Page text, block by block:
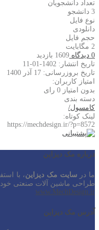
تعداد دانشجویان
3 دانشجو
نوع فایل
دانلودی
حجم فایل
2 مگابایت
0 دیدگاه
1609 بازدید
تاریخ انتشار: 1402-01-11
تاریخ بروزرسانی: 17 آذر 1400
امتیاز کاربران:
بدون امتیاز 0 رای
دسته بندی
کامسول/
لینک کوتاه:
https://mechdesign.ir/?p=8572
درباره مک دیزاین
ما در سایت مک دیزاین ، با
طراحی ماشین آلات صنعتی خود
www.MechDesign.ir
آدرس مک دیزاین